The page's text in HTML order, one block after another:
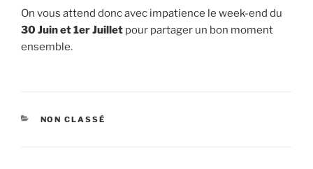
On vous attend donc avec impatience le week-end du
30 Juin et 1er Juillet pour partager un bon moment
ensemble.
CATÉGORIES
NON CLASSÉ